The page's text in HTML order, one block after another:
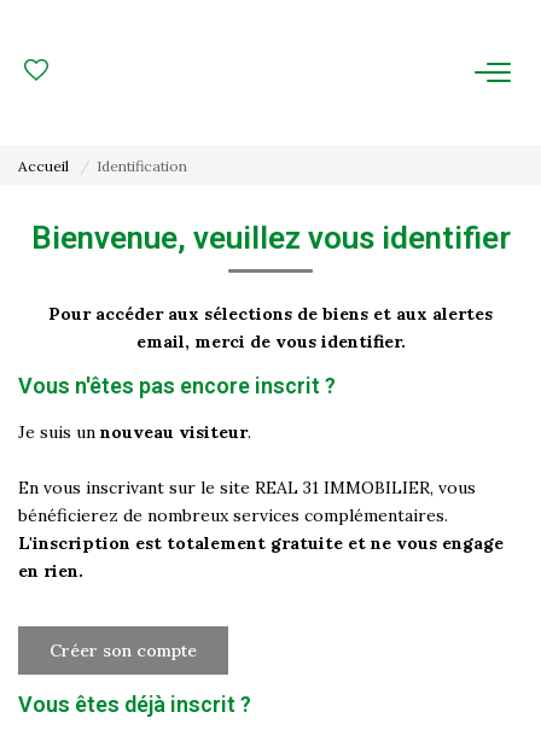
FAIRE GÉRER
Gestion Locative
Gestion De Copropriété
Nos Agences
Historique
Nos Actualités
Accueil Identification
Bienvenue, veuillez vous identifier
Pour accéder aux sélections de biens et aux alertes
email, merci de vous identifier.
Vous n'êtes pas encore inscrit ?
Je suis un nouveau visiteur.
En vous inscrivant sur le site REAL 31 IMMOBILIER, vous
bénéficierez de nombreux services complémentaires.
L'inscription est totalement gratuite et ne vous engage
en rien.
Créer son compte
Vous êtes déjà inscrit ?